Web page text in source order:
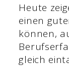
Heute
einen
können,
gleich